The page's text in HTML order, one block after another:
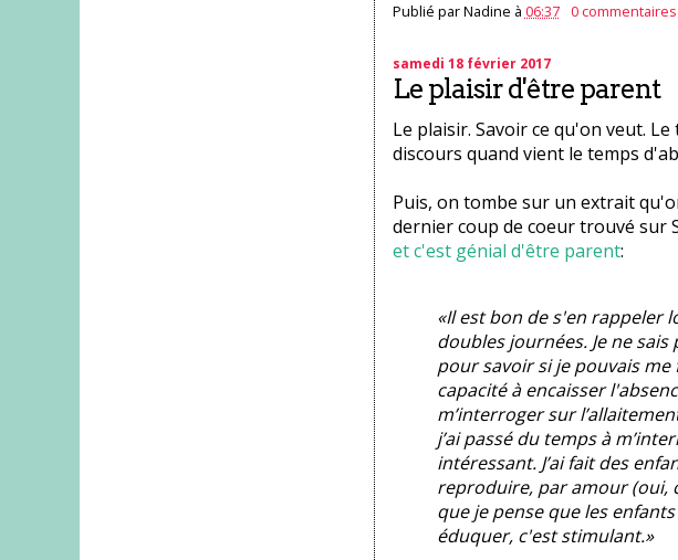
Publié parNadine à 06:37 0 commentaires
samedi 18 février 2017
Le plaisir d'être parent
Le plaisir. Savoir ce qu'on veut.
discours quand vient le temps
Puis, on tombe sur un extrait
dernier coup de coeur trouvé sur
et c'est génial d'être parent:
«Il est bon de s'en rappeler
doubles journées. Je ne sais
pour savoir si je pouvais
capacité à encaisser
m’interroger sur
j’ai passé du temps à
intéressant. J’ai fait des
reproduire, par amour (oui,
que je pense que les
éduquer, c'est stimulant.»